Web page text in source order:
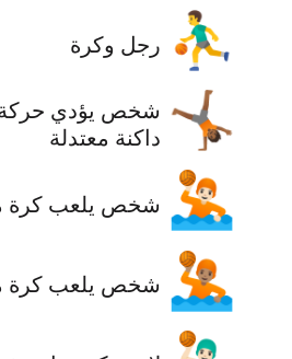
⛹️‍♂️ رجل وكرة
🤸🏾 ‫شخص يؤدي حركة
داكنة معتدلة
🤽🏻 ‫شخص يلعب كرة
🤽🏽 ‫شخص يلعب كرة